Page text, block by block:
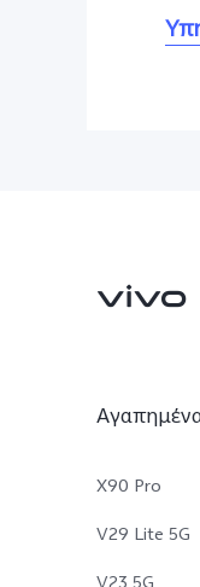
X90 Pro
V29 Lite 5G